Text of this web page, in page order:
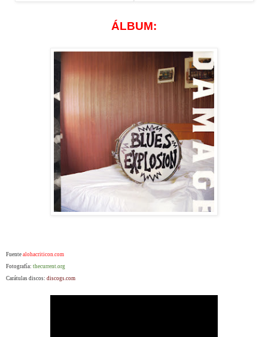
ÁLBUM:
Fuente alohacriticon.com
Fotografía: thecurrent.org
Carátulas discos: discogs.com